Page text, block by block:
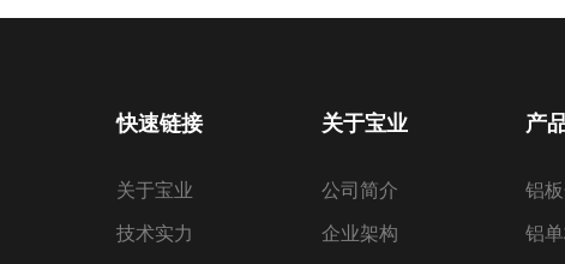
快速链接
关于宝业
技术实力
关于宝业
公司简介
企业架构
产
铝
铝